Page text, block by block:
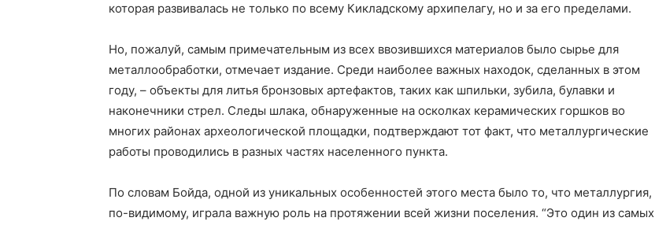
которая развивалась не только по всему Кикладскому архипелагу, но и за его пределами.
Но, пожалуй, самым примечательным из всех ввозившихся материалов было сырье для
металлообработки, отмечает издание. Среди наиболее важных находок, сделанных в этом
году, – объекты для литья бронзовых артефактов, таких как шпильки, зубила, булавки и
наконечники стрел. Следы шлака, обнаруженные на осколках керамических горшков во
многих районах археологической площадки, подтверждают тот факт, что металлургические
работы проводились в разных частях населенного пункта.
По словам Бойда, одной из уникальных особенностей этого места было то, что металлургия,
по-видимому, играла важную роль на протяжении всей жизни поселения. “Это один из самых